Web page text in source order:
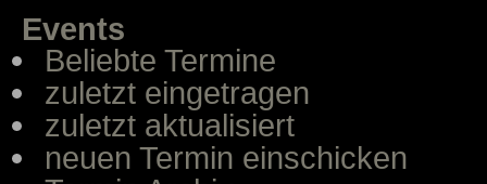
Events
Beliebte Termine
zuletzt eingetragen
zuletzt aktualisiert
neuen Termin einschicken